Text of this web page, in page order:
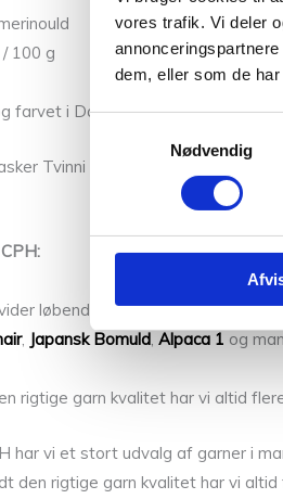
vores trafik. Vi deler
dem, eller som de
Nødvendig
100 g
farvet i Danmark og sælges i 50 g
Tvinni i hånden, og ikke ved
løbende garn sortimentet
, Japansk Bomuld, Alpaca 1 og
rigtige garn kvalitet har vi altid
har vi et stort udvalg af garner i
den rigtige garn kvalitet har vi